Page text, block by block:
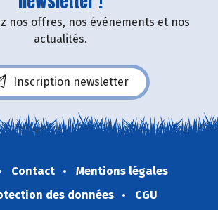
nos offres, nos événements et nos
actualités.
Inscription newsletter
Contact
Mentions légales
des données
CGU